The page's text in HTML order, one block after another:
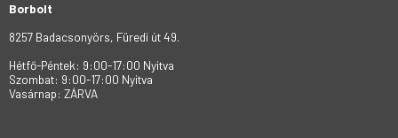
Borbolt
8257 Badacsonyörs, Füredi út 49.
Hétfő-Péntek: 9:00-17:00 Nyitva
Szombat: 9:00-17:00 Nyitva
Vasárnap: ZÁRVA